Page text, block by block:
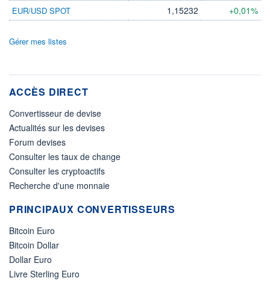
EUR/USD SPOT 1,15232 +0,01%
Gérer mes listes
ACCÈS DIRECT
Convertisseur de devise
Actualités sur les devises
Forum devises
Consulter les taux de change
Consulter les cryptoactifs
Recherche d'une monnaie
PRINCIPAUX CONVERTISSEURS
Bitcoin Euro
Bitcoin Dollar
Dollar Euro
Livre Sterling Euro